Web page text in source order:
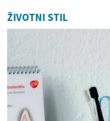
ŽIVOTNI STIL